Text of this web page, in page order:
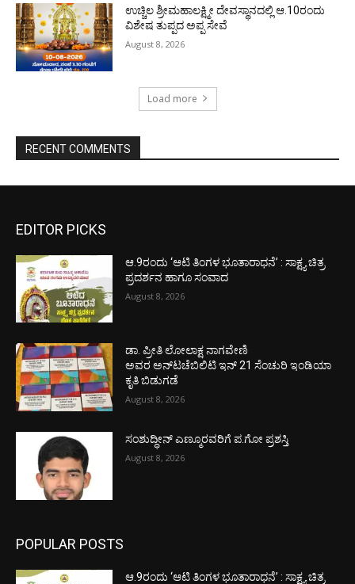
ಉಚ್ಚಿಲ ಶ್ರೀಮಹಾಲಕ್ಷ್ಮೀ ದೇವಸ್ಥಾನದಲ್ಲಿ ಆ.10ರಂದು
ವಿಶೇಷ ತುಪ್ಪದ ಅಪ್ಪ ಸೇವೆ
August 8, 2026
Load more
RECENT COMMENTS
EDITOR PICKS
ಆ.9ರಂದು ‘ಆಟಿ ತಿಂಗಳ ಭೂತಾರಾಧನೆ’ : ಸಾಕ್ಷ್ಯ ಚಿತ್ರ
ಪ್ರದರ್ಶನ ಹಾಗೂ ಸಂವಾದ
August 8, 2026
ಡಾ. ಪ್ರೀತಿ ಲೋಲಾಕ್ಷ ನಾಗವೇಣಿ
ಅವರ ಅನ್‌ಟಚೆಬಿಲಿಟಿ ಇನ್ 21 ಸೆಂಚುರಿ ಇಂಡಿಯಾ
ಕೃತಿ ಬಿಡುಗಡೆ
August 8, 2026
ಸಂಶುದ್ಧೀನ್ ಎಣ್ಮೂರವರಿಗೆ ಪ.ಗೋ ಪ್ರಶಸ್ತಿ
August 8, 2026
POPULAR POSTS
ಆ.9ರಂದು ‘ಆಟಿ ತಿಂಗಳ ಭೂತಾರಾಧನೆ’ : ಸಾಕ್ಷ್ಯ ಚಿತ್ರ